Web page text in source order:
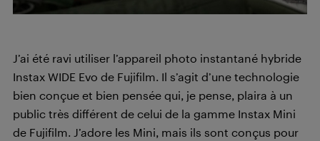
J’ai été ravi utiliser l’appareil photo instantané hybride
Instax WIDE Evo de Fujifilm. Il s’agit d’une technologie
bien conçue et bien pensée qui, je pense, plaira à un
public très différent de celui de la gamme Instax Mini
de Fujifilm. J’adore les Mini, mais ils sont conçus pour